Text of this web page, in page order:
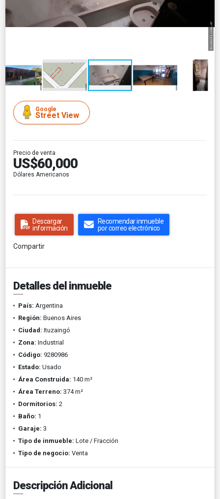
Google
Street View
Precio de venta
US$60,000
Dólares Americanos
Descargar
información
Recomendar inmueble
por correo electrónico
Compartir
Detalles del inmueble
País: Argentina
Región: Buenos Aires
Ciudad: Ituzaingó
Zona: Industrial
Código: 9280986
Estado: Usado
Área Construida: 140 m²
Área Terreno: 374 m²
Dormitorios: 2
Baño: 1
Garaje: 3
Tipo de inmueble: Lote / Fracción
Tipo de negocio: Venta
Descripción Adicional